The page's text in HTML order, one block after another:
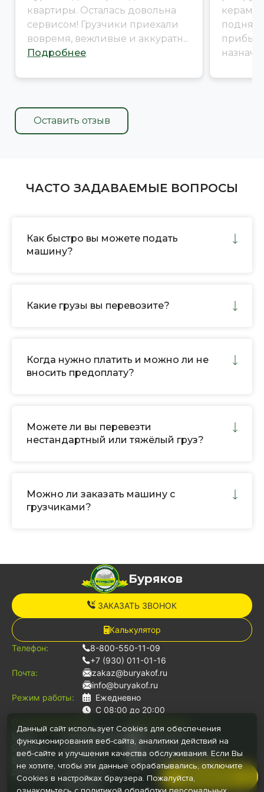
квартиры. Осталась довольна
сервисом! Грузчики приехали
вовремя, вежливые и аккуратн...
Подробнее
Оставить отзыв
ЧАСТО ЗАДАВАЕМЫЕ ВОПРОСЫ
Как быстро вы можете подать
машину?
Какие грузы вы перевозите?
Когда нужно платить и можно ли не
вносить предоплату?
Можете ли вы перевезти
нестандартный или тяжёлый груз?
Можно ли заказать машину с
грузчиками?
Буряков
ЗАКАЗАТЬ ЗВОНОК
Калькулятор
Телефон:
8-800-550-11-09
+7 (930) 011-01-16
Почта:
zakaz@buryakof.ru
info@buryakof.ru
Режим работы:
Ежедневно
С 08:00 до 20:00
О нас
Отзывы
Вакансии
Документы
Грузоперевозки
Переезды
Грузчики
Для юр.лиц
Автопарк
Наличными
Банковской картой
Безналичный расчет
Данный сайт использует Cookies для обеспечения
функционирования веб-сайта, аналитики действий на
веб-сайте и улучшения качества обслуживания. Если Вы
не хотите, чтобы эти данные обрабатывались, отключите
Cookies в настройках браузера. Пожалуйста,